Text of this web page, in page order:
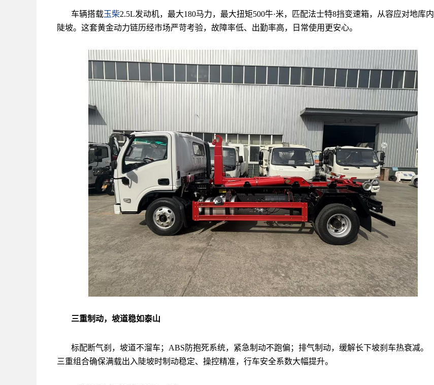
车辆搭载玉柴2.5L发动机，最大180马力，最大扭矩500牛·米，匹配法士特8挡变速箱，从容应对地库内
陡坡。这套黄金动力链历经市场严苛考验，故障率低、出勤率高，日常使用更安心。
三重制动，坡道稳如泰山
标配断气刹，坡道不溜车；ABS防抱死系统，紧急制动不跑偏；排气制动，缓解长下坡刹车热衰减。
三重组合确保满载出入陡坡时制动稳定、操控精准，行车安全系数大幅提升。